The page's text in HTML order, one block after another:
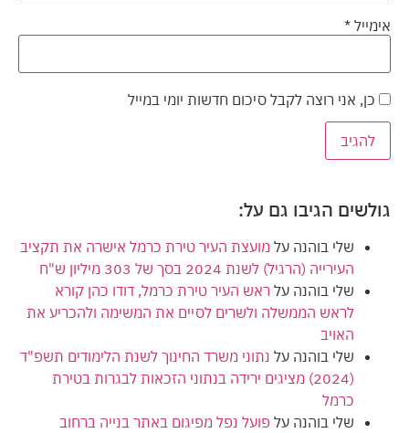
אימייל *
כן, אני רוצה לקבל סיכום חדשות יומי במייל
גולשים הגיבו גם על:
שלי בוהנה על מועצת העיר טירת כרמל אישרה את תקציב
העירייה (הרגיל) לשנת 2024 בסך של 303 מיליון ש"ח
שלי בוהנה על ראש העיר טירת כרמל, דודו כהן קורא
לראש הממשלה ולשרים לסיים את המשימה ולהכריע את
האויב
שלי בוהנה על נתוני משרד החינוך לשנת הלימודים תשפ"ד
(2024) מציגים ירידה בנתוני הזכאות לבגרות בטירת
כרמל
שלי בוהנה על פועל נפל מפיגום באתר בנייה ברחוב